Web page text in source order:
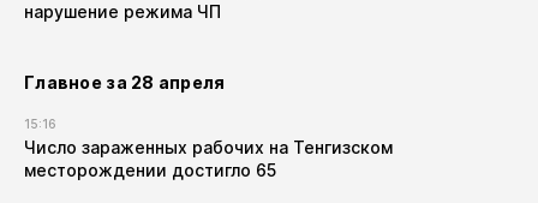
нарушение режима ЧП
Главное за 28 апреля
15:16
Число зараженных рабочих на Тенгизском
месторождении достигло 65